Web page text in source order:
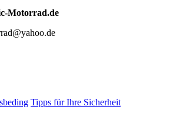
Motorrad.de
Tipps für Ihre Sicherheit